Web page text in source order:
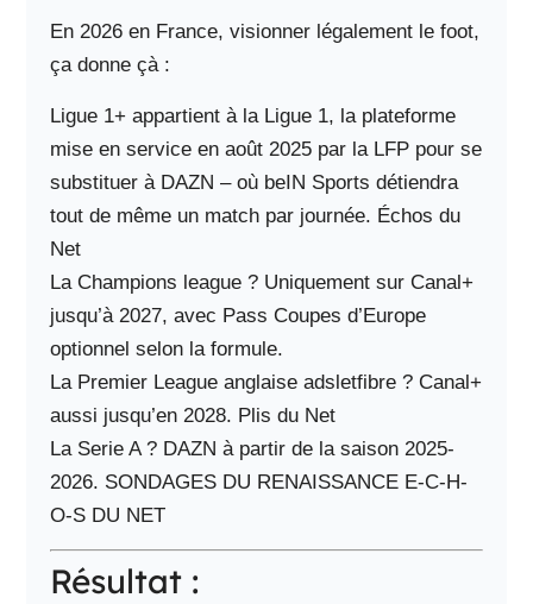
En 2026 en France, visionner légalement le foot,
ça donne çà :
Ligue 1+ appartient à la Ligue 1, la plateforme
mise en service en août 2025 par la LFP pour se
substituer à DAZN – où beIN Sports détiendra
tout de même un match par journée. Échos du
Net
La Champions league ? Uniquement sur Canal+
jusqu’à 2027, avec Pass Coupes d’Europe
optionnel selon la formule.
La Premier League anglaise adsletfibre ? Canal+
aussi jusqu’en 2028. Plis du Net
La Serie A ? DAZN à partir de la saison 2025-
2026. SONDAGES DU RENAISSANCE E-C-H-
O-S DU NET
Résultat :